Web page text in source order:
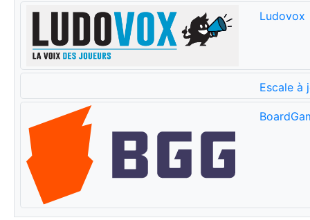
Ludovox
Escale à